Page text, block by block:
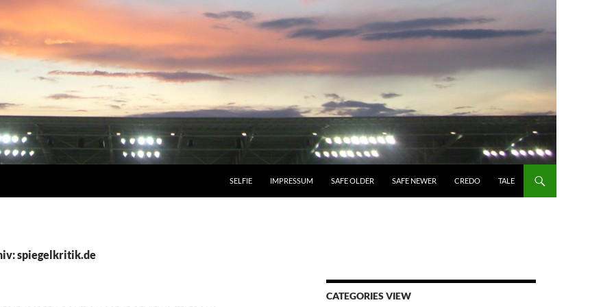
SELFIE IMPRESSUM SAFE OLDER SAFE NEWER CREDO TALE
spiegelkritik.de
CATEGORIES VIEW